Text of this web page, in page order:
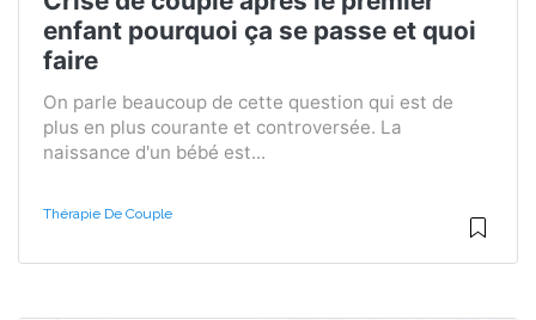
enfant pourquoi ça se passe et quoi
faire
On parle beaucoup de cette question qui est de
plus en plus courante et controversée. La
naissance d'un bébé est...
Thérapie De Couple